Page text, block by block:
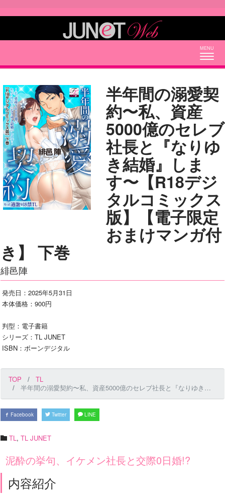
半年間の溺愛契
約〜私、資産
5000億のセレブ
社長と『なりゆ
き結婚』しま
す〜【R18デジ
タルコミックス
版】【電子限定
おまけマンガ付
き】 下巻
緋邑陣
発売日：2025年5月31日
本体価格：900円
判型：電子書籍
シリーズ：TL JUNET
ISBN：ボーンデジタル
TOP
TL
半年間の溺愛契約〜私、資産5000億のセレブ社長と『なりゆき結婚』します〜【R18デジタルコミックス版】【電子限定おまけマンガ付き】 下巻
Facebook Twitter LINE
TL , TL JUNET
泥酔の挙句、イケメン社長と交際0日婚!?
内容紹介